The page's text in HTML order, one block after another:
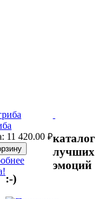
11 420.00 руб.каталог
лучших
эмоций
:-)